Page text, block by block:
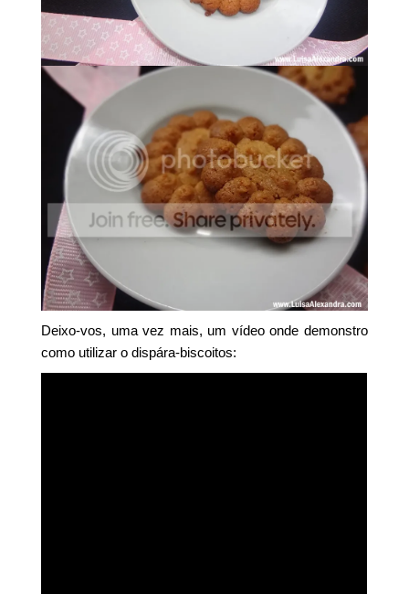
Deixo-vos, uma vez mais, um vídeo onde demonstro
como utilizar o dispára-biscoitos: